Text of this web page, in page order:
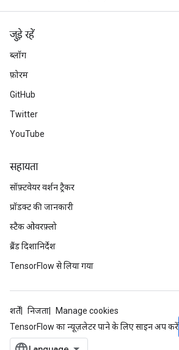
जुड़े रहें
ब्लॉग
फ़ोरम
GitHub
Twitter
YouTube
सहायता
सॉफ़्टवेयर वर्शन ट्रैकर
प्रॉडक्ट की जानकारी
स्टैक ओवरफ़्लो
ब्रैंड दिशानिर्देश
TensorFlow से लिया गया
शर्तें निजता
Manage cookies
TensorFlow का न्यूज़लेटर पाने के लिए साइन अप करें